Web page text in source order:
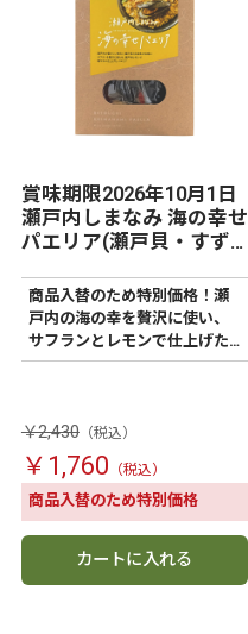
賞味期限2026年10月1日
瀬戸内しまなみ 海の幸せ
パエリア(瀬戸貝・すず
商品入替のため特別価格！瀬
戸内の海の幸を贅沢に使い、
サフランとレモンで仕上げた
薫り高いパエリア
￥2,430
￥1,760
商品入替のため特別価格
カートに入れる